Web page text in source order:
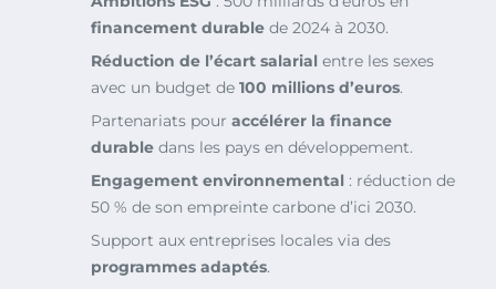
financement durable de 2024 à 2030.
Réduction de l’écart salarial entre les sexes
avec un budget de 100 millions d’euros.
Partenariats pour accélérer la finance
durable dans les pays en développement.
Engagement environnemental : réduction de
50 % de son empreinte carbone d’ici 2030.
Support aux entreprises locales via des
programmes adaptés.